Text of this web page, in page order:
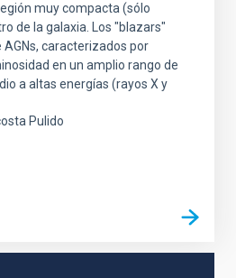
muy compacta (sólo
de la galaxia. Los "blazars"
caracterizados por
en un amplio rango de
a altas energías (rayos X y
Pulido